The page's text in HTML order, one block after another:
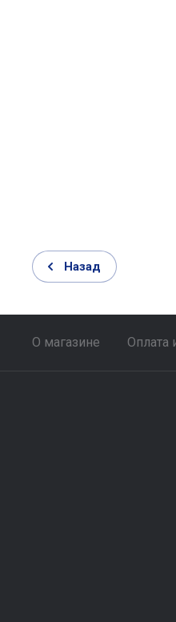
Назад
О магазине Оплата